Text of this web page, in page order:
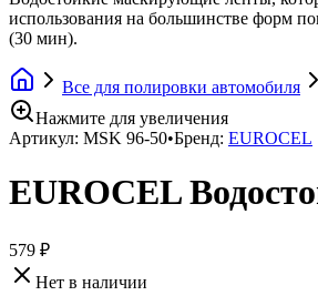
использования на большинстве форм
(30 мин).
Все для полировки автомобиля
Нажмите для увеличения
Артикул: MSK 96-50•Бренд: EUROCEL
EUROCEL
579 ₽
Нет в наличии